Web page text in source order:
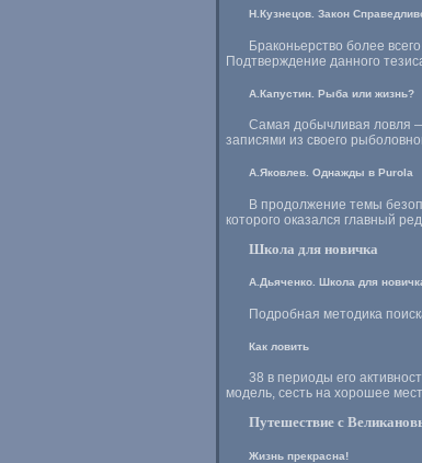
Н.Кузнецов. Закон
Браконьерство более
Подтверждение данного
А.Капустин. Рыба или жизнь?
Самая добычливая ловля —
записями из своего
А.Яковлев. Однажды в Purola
В продолжение темы
которого оказался главный
Школа для новичка
А.Дьяченко. Школа для
Подробная методика
Как ловить
38 в периоды его
модель, сесть на хорошее
Путешествие с
Жизнь прекрасна!